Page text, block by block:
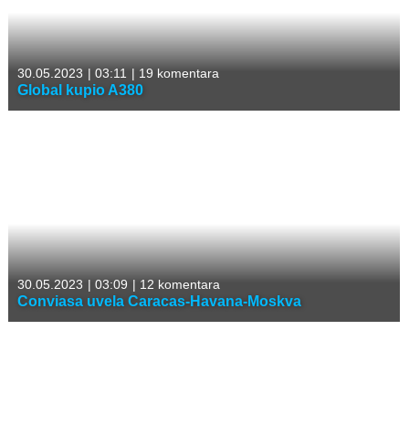
30.05.2023 | 03:11 | 19 komentara
Global kupio A380
30.05.2023 | 03:09 | 12 komentara
Conviasa uvela Caracas-Havana-Moskva